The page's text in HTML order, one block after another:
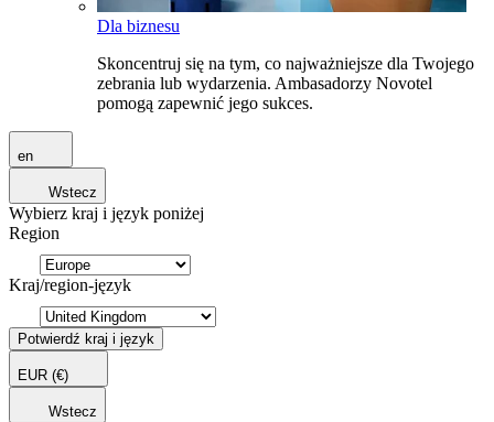
Dla biznesu
Skoncentruj się na tym, co najważniejsze dla Twojego
zebrania lub wydarzenia. Ambasadorzy Novotel
pomogą zapewnić jego sukces.
en
Wstecz
Wybierz kraj i język poniżej
Region
Kraj/region-język
Potwierdź kraj i język
EUR (€)
Wstecz